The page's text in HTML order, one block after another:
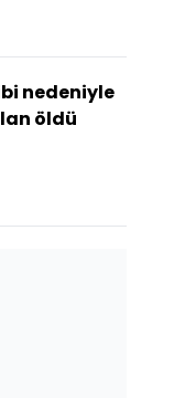
nedeniyle
öldü